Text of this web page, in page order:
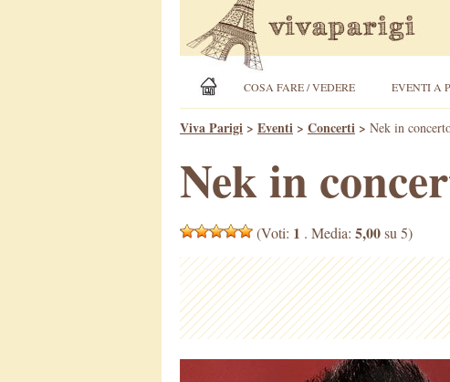
COSA FARE / VEDERE EVENTI A
Viva Parigi > Eventi > Concerti > Nek in
Nek in
(Voti: 1 . Media: 5,00su 5)